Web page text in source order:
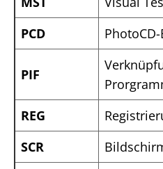
PCD
PhotoCD-
PIF
REG
SCR